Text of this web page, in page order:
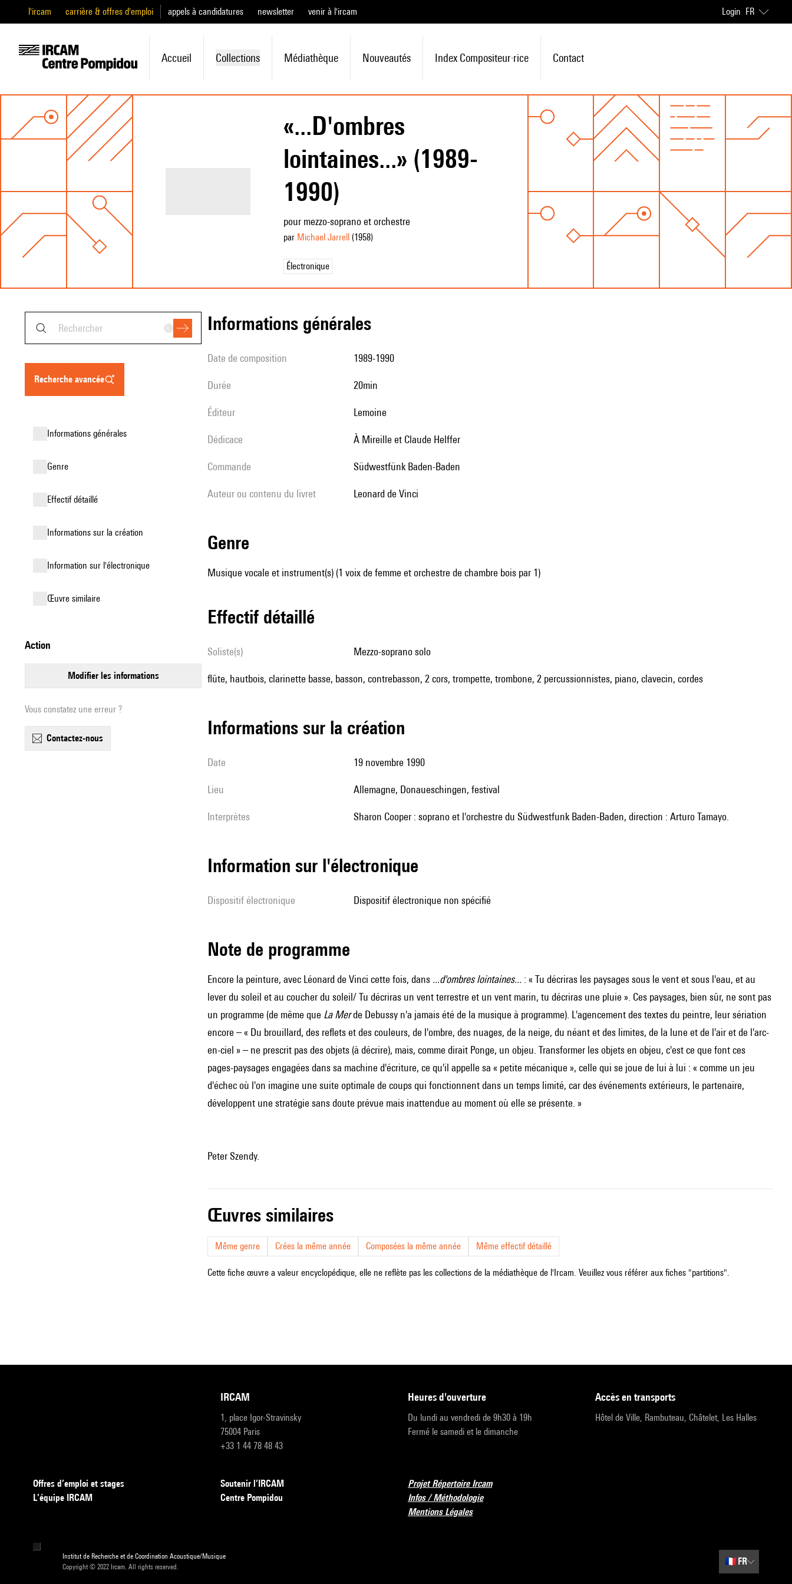
l'ircam carrière & offres d'emploi appels à candidatures newsletter venir à l'ircam Login FR
Accueil Collections Médiathèque Nouveautés Index Compositeur·rice Contact
«...D'ombres
lointaines...» (1989-
1990)
pour mezzo-soprano et orchestre
par Michael Jarrell(1958)
Électronique
recherche avancée
informations générales
genre
effectif détaillé
informations sur la création
Information sur l'électronique
œuvre similaire
action
modifier les informations
Vous constatez une erreur ?
contactez-nous
informations générales
date de composition 1989-1990
durée 20min
éditeur Lemoine
Dédicace à Mireille et Claude Helffer
Commande Südwestfünk Baden-Baden
Auteur ou contenu du livret Leonard de Vinci
genre
Musique vocale et instrument(s) (1 voix de femme et orchestre de chambre bois par 1)
effectif détaillé
Soliste(s) mezzo-soprano solo
flûte, hautbois, clarinette basse, basson, contrebasson, 2 cors, trompette, trombone, 2 percussionnistes, piano, clavecin, cordes
informations sur la création
date 19 novembre 1990
lieu Allemagne, Donaueschingen, festival
interprètes Sharon Cooper : soprano et l'orchestre du Südwestfunk Baden-Baden, direction : Arturo Tamayo.
Information sur l'électronique
Dispositif électronique dispositif électronique non spécifié
Note de programme
Encore la peinture, avec Léonard de Vinci cette fois, dans ...d'ombres lointaines... : « Tu décriras les paysages sous le vent et sous l'eau, et au
lever du soleil et au coucher du soleil/ Tu décriras un vent terrestre et un vent marin, tu décriras une pluie ». Ces paysages, bien sûr, ne sont pas
un programme (de même que La Merde Debussy n'a jamais été de la musique à programme). L'agencement des textes du peintre, leur sériation
encore – « Du brouillard, des reflets et des couleurs, de l'ombre, des nuages, de la neige, du néant et des limites, de la lune et de l'air et de l'arc-
en-ciel » – ne prescrit pas des objets (à décrire), mais, comme dirait Ponge, un objeu. Transformer les objets en objeu, c'est ce que font ces
pages-paysages engagées dans sa machine d'écriture, ce qu'il appelle sa « petite mécanique », celle qui se joue de lui à lui : « comme un jeu
d'échec où l'on imagine une suite optimale de coups qui fonctionnent dans un temps limité, car des événements extérieurs, le partenaire,
développent une stratégie sans doute prévue mais inattendue au moment où elle se présente. »
Peter Szendy.
œuvres similaires
Même genre Crées la même année Composées la même année Même effectif détaillé
Cette fiche œuvre a valeur encyclopédique, elle ne reflète pas les collections de la médiathèque de l'Ircam. Veuillez vous référer aux fiches "partitions".
IRCAM
1, place Igor-Stravinsky
75004 Paris
+33 1 44 78 48 43
heures d'ouverture
Du lundi au vendredi de 9h30 à 19h
Fermé le samedi et le dimanche
accès en transports
Hôtel de Ville, Rambuteau, Châtelet, Les Halles
Offres d’emploi et stages
L’équipe IRCAM
Soutenir l’IRCAM
Centre Pompidou
Projet Répertoire Ircam
Infos / Méthodologie
Mentions Légales
Institut de Recherche et de Coordination Acoustique/Musique
Copyright © 2022 Ircam. All rights reserved.
🇫🇷 FR